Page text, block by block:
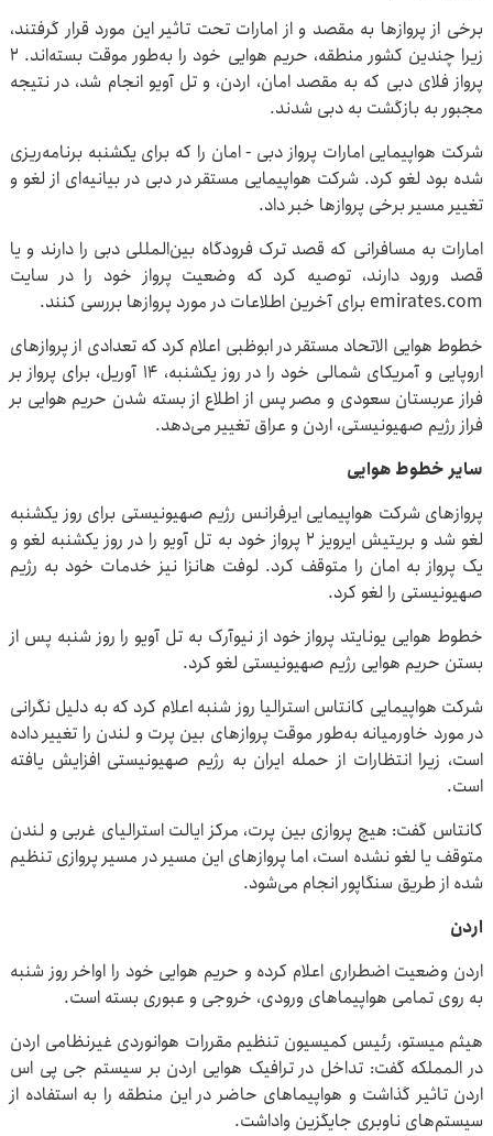
برخی از پرواز‌ها به مقصد و از امارات تحت تاثیر این مورد قرار گرفتند،
زیرا چندین کشور منطقه، حریم هوایی خود را به‌طور موقت بسته‌اند. ۲
پرواز فلای دبی که به مقصد امان، اردن، و تل آویو انجام شد، در نتیجه
مجبور به بازگشت به دبی شدند.
شرکت هواپیمایی امارات پرواز دبی - امان را که برای یکشنبه برنامه‌ریزی
شده بود لغو کرد. شرکت هواپیمایی مستقر در دبی در بیانیه‌ای از لغو و
تغییر مسیر برخی پرواز‌ها خبر داد.
امارات به مسافرانی که قصد ترک فرودگاه بین‌المللی دبی را دارند و یا
قصد ورود دارند، توصیه کرد که وضعیت پرواز خود را در سایت
emirates.com برای آخرین اطلاعات در مورد پرواز‌ها بررسی کنند.
خطوط هوایی الاتحاد مستقر در ابوظبی اعلام کرد که تعدادی از پرواز‌های
اروپایی و آمریکای شمالی خود را در روز یکشنبه، ۱۴ آوریل، برای پرواز بر
فراز عربستان سعودی و مصر پس از اطلاع از بسته شدن حریم هوایی بر
فراز رژیم صهیونیستی، اردن و عراق تغییر می‌دهد.
سایر خطوط هوایی
پرواز‌های شرکت هواپیمایی ایرفرانس رژیم صهیونیستی برای روز یکشنبه
لغو شد و بریتیش ایرویز ۲ پرواز خود به تل آویو را در روز یکشنبه لغو و
یک پرواز به امان را متوقف کرد. لوفت هانزا نیز خدمات خود به رژیم
صهیونیستی را لغو کرد.
خطوط هوایی یونایتد پرواز خود از نیوآرک به تل آویو را روز شنبه پس از
بستن حریم هوایی رژیم صهیونیستی لغو کرد.
شرکت هواپیمایی کانتاس استرالیا روز شنبه اعلام کرد که به دلیل نگرانی
در مورد خاورمیانه به‌طور موقت پرواز‌های بین پرت و لندن را تغییر داده
است، زیرا انتظارات از حمله ایران به رژیم صهیونیستی افزایش یافته
است.
کانتاس گفت: هیچ پروازی بین پرت، مرکز ایالت استرالیای غربی و لندن
متوقف یا لغو نشده است، اما پرواز‌های این مسیر در مسیر پروازی تنظیم
شده از طریق سنگاپور انجام می‌شود.
اردن
اردن وضعیت اضطراری اعلام کرده و حریم هوایی خود را اواخر روز شنبه
به روی تمامی هواپیما‌های ورودی، خروجی و عبوری بسته است.
هیثم میستو، رئیس کمیسیون تنظیم مقررات هوانوردی غیرنظامی اردن
در المملکه گفت: تداخل در ترافیک هوایی اردن بر سیستم جی پی اس
اردن تاثیر گذاشت و هواپیما‌های حاضر در این منطقه را به استفاده از
سیستم‌های ناوبری جایگزین واداشت.